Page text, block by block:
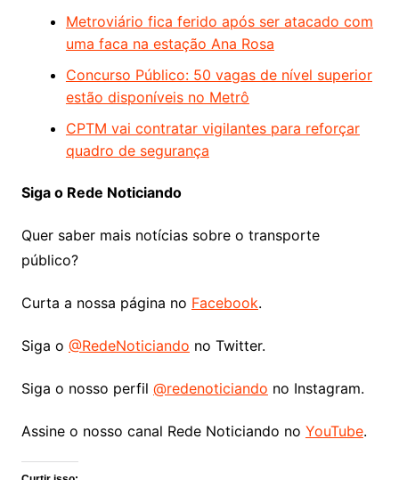
Metroviário fica ferido após ser atacado com
uma faca na estação Ana Rosa
Concurso Público: 50 vagas de nível superior
estão disponíveis no Metrô
CPTM vai contratar vigilantes para reforçar
quadro de segurança
Siga o Rede Noticiando
Quer saber mais notícias sobre o transporte
público?
Curta a nossa página no Facebook.
Siga o @RedeNoticiando no Twitter.
Siga o nosso perfil @redenoticiando no Instagram.
Assine o nosso canal Rede Noticiando no YouTube.